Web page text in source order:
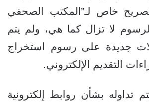
خاص لـ”المكتب الصحفي
لا تزال كما هي، ولم يتم
جديدة على رسوم استخراج
التقديم الإلكتروني.
تداوله بشأن روابط إلكترونية